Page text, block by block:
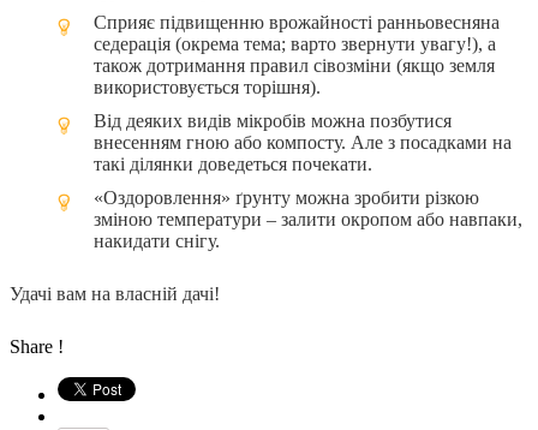
Сприяє підвищенню врожайності ранньовесняна
седерація (окрема тема; варто звернути увагу!), а
також дотримання правил сівозміни (якщо земля
використовується торішня).
Від деяких видів мікробів можна позбутися
внесенням гною або компосту. Але з посадками на
такі ділянки доведеться почекати.
«Оздоровлення» ґрунту можна зробити різкою
зміною температури – залити окропом або навпаки,
накидати снігу.
Удачі вам на власній дачі!
Share !